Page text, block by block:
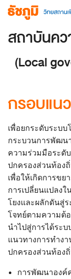
Skip
for:
สถาบันค
(Local
กรอบแน
เพื่อยกระดับระบ
กระบวนการพัฒน
ความร่วมมือระดั
ปกครองส่วนท้อง
เพื่อให้เกิดการข
การเปลี่ยนแปลง
โยงและผลักดันสู่
โจทย์ตามความต้
นำไปสู่การได้ระ
แนวทางการทำง
ปกครองส่วนท้อง
การพัฒนาองค์